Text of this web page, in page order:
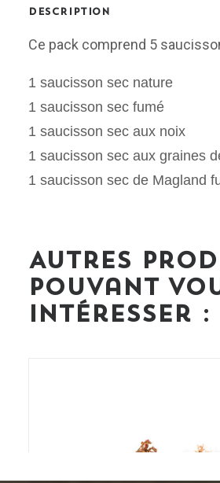
DESCRIPTION
Ce pack comprend 5
1 saucisson sec nature
1 saucisson sec fumé
1 saucisson sec aux noix
1 saucisson sec aux graines
1 saucisson sec de Magland
Autres
pouvant
intéresser :